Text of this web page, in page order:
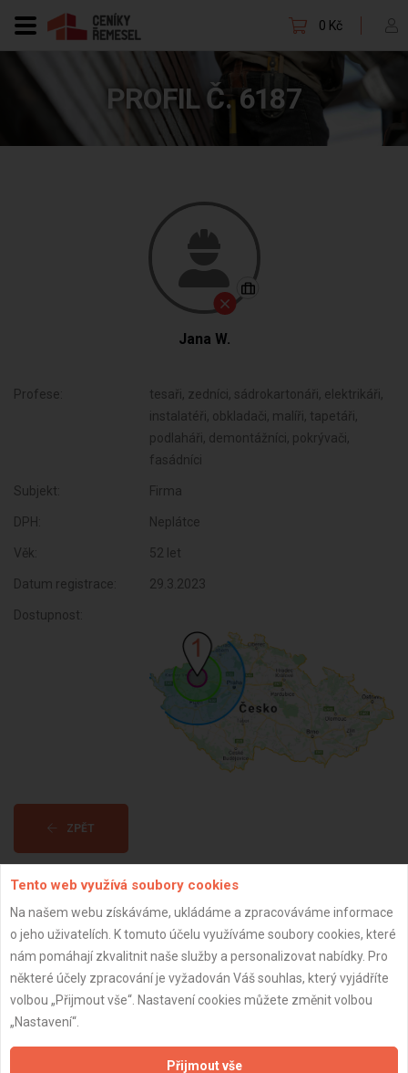
0 Kč
PROFIL Č. 6187
Jana W.
Profese:
tesaři, zedníci, sádrokartonáři, elektrikáři,
instalatéři, obkladači, malíři, tapetáři,
podlaháři, demontážníci, pokrývači,
fasádníci
Subjekt: Firma
DPH: Neplátce
Věk: 52 let
Datum registrace: 29.3.2023
Dostupnost:
ZPĚT
Aktualizováno z portálu ARES dne 05.01.2024 00:30:08
Důležité informace
Zpracování a ochrana osobních údajů
Tento web využívá soubory cookies
Na našem webu získáváme, ukládáme a zpracováváme informace
o jeho uživatelích. K tomuto účelu využíváme soubory cookies, které
nám pomáhají zkvalitnit naše služby a personalizovat nabídky. Pro
některé účely zpracování je vyžadován Váš souhlas, který vyjádříte
volbou „Přijmout vše“. Nastavení cookies můžete změnit volbou
„Nastavení“.
Přijmout vše